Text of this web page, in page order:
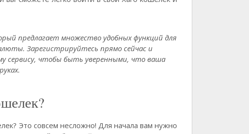
предлагает множество удобных функций для
Зарегистрируйтесь прямо сейчас и
сервису, чтобы быть уверенными, что ваша
Это совсем несложно! Для начала вам нужно